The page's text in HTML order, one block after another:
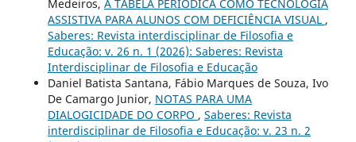
Medeiros, A TABELA PERIÓDICA COMO TECNOLOGIA
ASSISTIVA PARA ALUNOS COM DEFICIÊNCIA VISUAL ,
Saberes: Revista interdisciplinar de Filosofia e
Educação: v. 26 n. 1 (2026): Saberes: Revista
Interdisciplinar de Filosofia e Educação
Daniel Batista Santana, Fábio Marques de Souza, Ivo
De Camargo Junior, NOTAS PARA UMA
DIALOGICIDADE DO CORPO , Saberes: Revista
interdisciplinar de Filosofia e Educação: v. 23 n. 2